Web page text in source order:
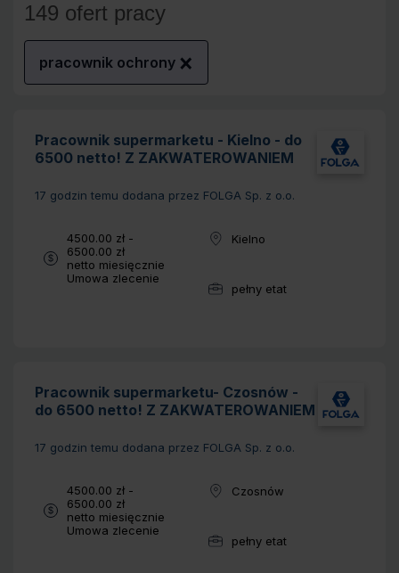
149 ofert pracy
pracownik ochrony
Pracownik supermarketu - Kielno - do
6500 netto! Z ZAKWATEROWANIEM
17 godzin temu dodana przez FOLGA Sp. z o.o.
Wynagrodzenie:
4500.00 zł -
6500.00 zł
netto miesięcznie
Typ umowy:
Umowa zlecenie
Lokalizacja:
Kielno
Wymiar pracy:
pełny etat
Pracownik supermarketu- Czosnów -
do 6500 netto! Z ZAKWATEROWANIEM
17 godzin temu dodana przez FOLGA Sp. z o.o.
Wynagrodzenie:
4500.00 zł -
6500.00 zł
netto miesięcznie
Typ umowy:
Umowa zlecenie
Lokalizacja:
Czosnów
Wymiar pracy:
pełny etat